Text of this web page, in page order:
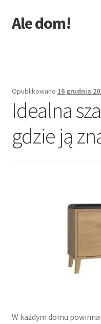
Przejdź
do
Przejdź
do
Ale dom!
Opublikowano 16 grudnia
Idealna
gdzie ją
W każdym domu